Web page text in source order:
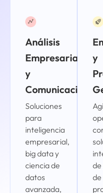
Análisis
Empresarial
y
Comunicación
Soluciones
para
inteligencia
empresarial,
big data y
ciencia de
datos
avanzada,
y
de
de